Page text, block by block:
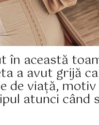
în această
a avut grijă
de viață,
atunci când